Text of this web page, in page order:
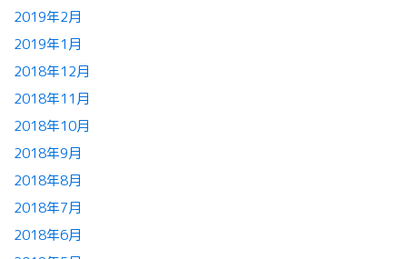
2019年2月
2019年1月
2018年12月
2018年11月
2018年10月
2018年9月
2018年8月
2018年7月
2018年6月